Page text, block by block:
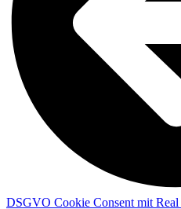
DSGVO Cookie Consent mit